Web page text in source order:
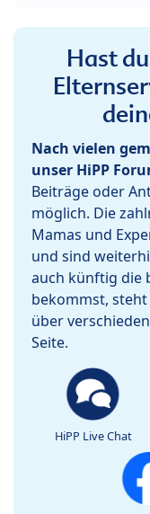
Hast
Nach vielen
unser HiPP
Beiträge oder
möglich. Die
Mamas und
und sind
auch künftig die
bekommst,
über
Seite.
HiPP Live Chat